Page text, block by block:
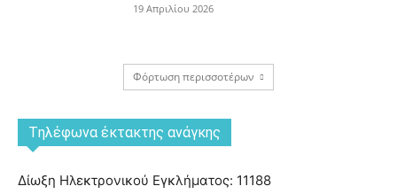
19 Απριλίου 2026
Φόρτωση περισσοτέρων
Tηλέφωνα έκτακτης ανάγκης
Δίωξη Ηλεκτρονικού Εγκλήματος: 11188